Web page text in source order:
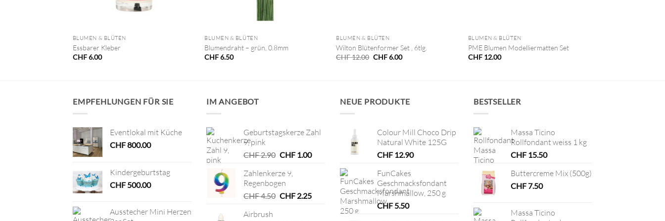
BLUMEN & BLÜTEN
Essbarer Kleber
CHF6.00
BLUMEN & BLÜTEN
Blumendraht – grün, 0.8mm
CHF6.50
BLUMEN & BLÜTEN
Wilton Blütenformer Set , 6tlg.
CHF12.00 Ursprünglicher
CHF6.00Aktueller
BLUMEN & BLÜTEN
PME Blumen Modelliermatten Set
CHF12.00
EMPFEHLUNGEN FÜR SIE
Eventlokal mit Küche
CHF800.00
Kindergeburtstag
CHF500.00
Ausstecher Mini Herzen
IM ANGEBOT
Geburtstagskerze Zahl
9, pink
CHF2.90 Ursprünglicher
war:
CHF 2.90
CHF1.00Aktueller
CHF 1.00.
Zahlenkerze 9,
Regenbogen
CHF4.50 Ursprünglicher
CHF2.25Aktueller
Airbrush
NEUE PRODUKTE
Colour Mill Choco Drip
Natural White 125G
CHF12.90
FunCakes
Geschmacksfondant
Marshmallow, 250 g
CHF5.50
BESTSELLER
Massa Ticino
Rollfondant weiss 1 kg
CHF15.50
Buttercreme Mix (500g)
CHF7.50
Massa Ticino